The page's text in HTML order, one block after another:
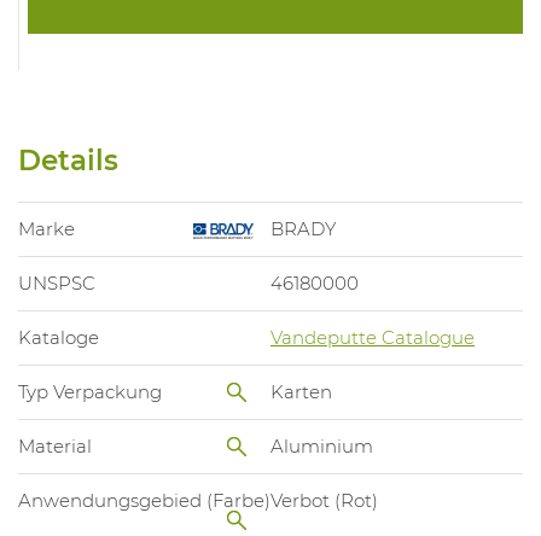
Details
Marke BRADY
UNSPSC 46180000
Kataloge Vandeputte Catalogue
Typ Verpackung Karten
Material Aluminium
Anwendungsgebied (Farbe)Verbot (Rot)